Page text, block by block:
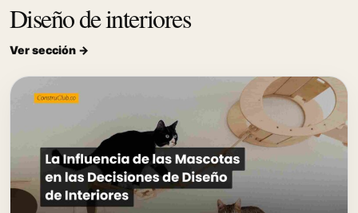
Diseño de interiores
Ver sección →